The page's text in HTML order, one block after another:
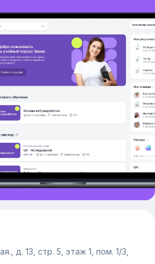
д. 13, стр. 5, этаж 1, пом. 1/3,